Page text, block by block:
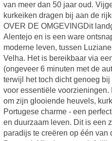
van meer dan 50 jaar oud.
kurkeiken dragen bij aan de
OVER DE OMGEVINGDit
Alentejo en is een ware
moderne leven, tussen
Velha. Het is bereikbaar via
(ongeveer 6 minuten met de
terwijl het toch dicht genoeg
voor essentiële voorzieningen.
om zijn glooiende heuvels,
Portugese charme - een
en duurzaam leven. Dit is een
paradijs te creëren op één van